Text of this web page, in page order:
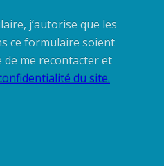
j’autorise que les
ce formulaire soient
me recontacter et
du site.